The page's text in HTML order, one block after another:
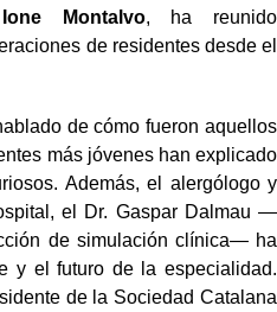
Montalvo, ha reunido
de residentes desde el
de cómo fueron aquellos
más jóvenes han explicado
Además, el alergólogo y
el Dr. Gaspar Dalmau —
de simulación clínica— ha
y el futuro de la especialidad.
de la Sociedad Catalana